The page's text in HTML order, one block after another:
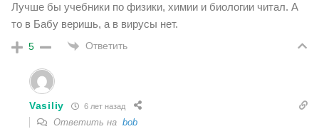
Лучше бы учебники по физики, химии и биологии читал. А
то в Бабу веришь, а в вирусы нет.
5 Ответить
Vasiliy 6 лет назад
Ответить на bob